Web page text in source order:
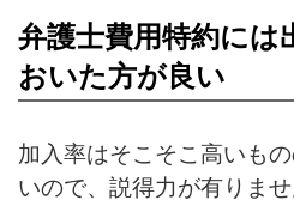
弁護士費用特約には
おいた方が良い
加入率はそこそこ高いも
いので、説得力が有りま